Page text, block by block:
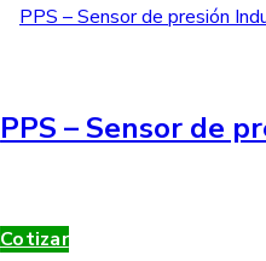
PPS – Sensor de
Cotizar